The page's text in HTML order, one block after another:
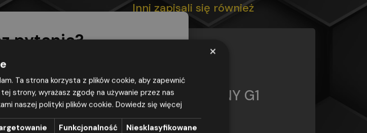
OSZ OMEGA
ponad 25 lat
ponad 42 000
kursów i zdawalność
97,4% – to nie...
Inni zapisali się również
KURS
ELEKTRYCZNY G1
G1
×
Ta strona korzysta z plików cookie, aby zapewnić
strony, wyrażasz zgodę na używanie przez nas
naszej polityki plików cookie. Dowiedz się więcej
Funkcjonalność Niesklasyfikowane
pytania?
my
danych osobowych w postaci imienia, nazwiska,
podanych w powyższym formularzu, zgodnie z